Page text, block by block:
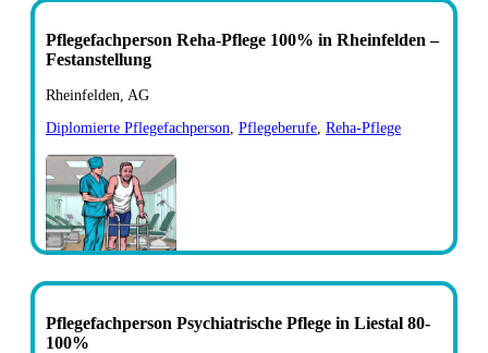
Pflegefachperson Reha-Pflege 100% in Rheinfelden –
Festanstellung
Rheinfelden, AG
Diplomierte Pflegefachperson Pflegeberufe Reha-Pflege
Pflegefachperson Psychiatrische Pflege in Liestal 80-
100%